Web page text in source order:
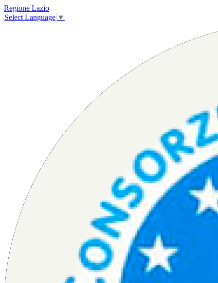
Regione Lazio
Select Language ▼